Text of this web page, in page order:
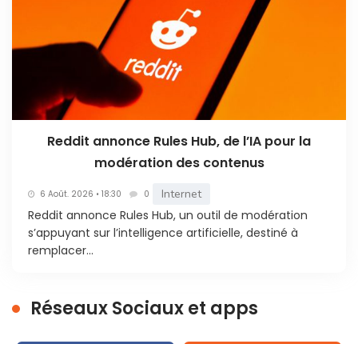
Reddit annonce Rules Hub, de l’IA pour la
modération des contenus
6 Août. 2026 • 18:30 0 Internet
Reddit annonce Rules Hub, un outil de modération
s’appuyant sur l’intelligence artificielle, destiné à
remplacer...
Réseaux Sociaux et apps